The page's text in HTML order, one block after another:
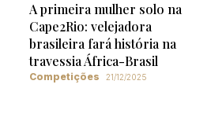
A primeira mulher solo na
Cape2Rio: velejadora
brasileira fará história na
travessia África-Brasil
Competições 21/12/2025